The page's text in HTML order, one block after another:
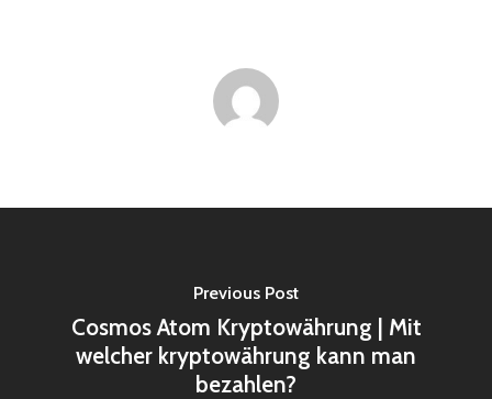
Previous Post
Cosmos Atom Kryptowährung | Mit
welcher kryptowährung kann man
bezahlen?